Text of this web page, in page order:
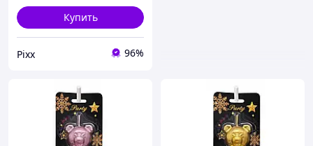
Купить
Pixx 96%